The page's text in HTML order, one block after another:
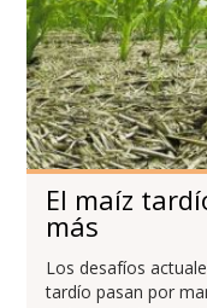
El maíz
más
Los desafíos
tardío pasan por